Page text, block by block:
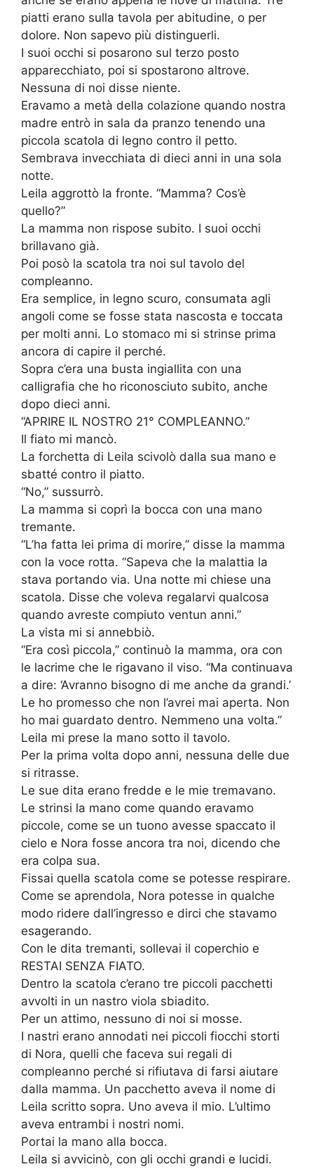
piatti erano sulla tavola per abitudine, o per
dolore. Non sapevo più distinguerli.
I suoi occhi si posarono sul terzo posto
apparecchiato, poi si spostarono altrove.
Nessuna di noi disse niente.
Eravamo a metà della colazione quando nostra
madre entrò in sala da pranzo tenendo una
piccola scatola di legno contro il petto.
Sembrava invecchiata di dieci anni in una sola
notte.
Leila aggrottò la fronte. “Mamma? Cos’è
quello?”
La mamma non rispose subito. I suoi occhi
brillavano già.
Poi posò la scatola tra noi sul tavolo del
compleanno.
Era semplice, in legno scuro, consumata agli
angoli come se fosse stata nascosta e toccata
per molti anni. Lo stomaco mi si strinse prima
ancora di capire il perché.
Sopra c’era una busta ingiallita con una
calligrafia che ho riconosciuto subito, anche
dopo dieci anni.
“APRIRE IL NOSTRO 21° COMPLEANNO.”
Il fiato mi mancò.
La forchetta di Leila scivolò dalla sua mano e
sbatté contro il piatto.
“No,” sussurrò.
La mamma si coprì la bocca con una mano
tremante.
“L’ha fatta lei prima di morire,” disse la mamma
con la voce rotta. “Sapeva che la malattia la
stava portando via. Una notte mi chiese una
scatola. Disse che voleva regalarvi qualcosa
quando avreste compiuto ventun anni.”
La vista mi si annebbiò.
“Era così piccola,” continuò la mamma, ora con
le lacrime che le rigavano il viso. “Ma continuava
a dire: ‘Avranno bisogno di me anche da grandi.’
Le ho promesso che non l’avrei mai aperta. Non
ho mai guardato dentro. Nemmeno una volta.”
Leila mi prese la mano sotto il tavolo.
Per la prima volta dopo anni, nessuna delle due
si ritrasse.
Le sue dita erano fredde e le mie tremavano.
Le strinsi la mano come quando eravamo
piccole, come se un tuono avesse spaccato il
cielo e Nora fosse ancora tra noi, dicendo che
era colpa sua.
Fissai quella scatola come se potesse respirare.
Come se aprendola, Nora potesse in qualche
modo ridere dall’ingresso e dirci che stavamo
esagerando.
Con le dita tremanti, sollevai il coperchio e
RESTAI SENZA FIATO.
Dentro la scatola c’erano tre piccoli pacchetti
avvolti in un nastro viola sbiadito.
Per un attimo, nessuno di noi si mosse.
I nastri erano annodati nei piccoli fiocchi storti
di Nora, quelli che faceva sui regali di
compleanno perché si rifiutava di farsi aiutare
dalla mamma. Un pacchetto aveva il nome di
Leila scritto sopra. Uno aveva il mio. L’ultimo
aveva entrambi i nostri nomi.
Portai la mano alla bocca.
Leila si avvicinò, con gli occhi grandi e lucidi.